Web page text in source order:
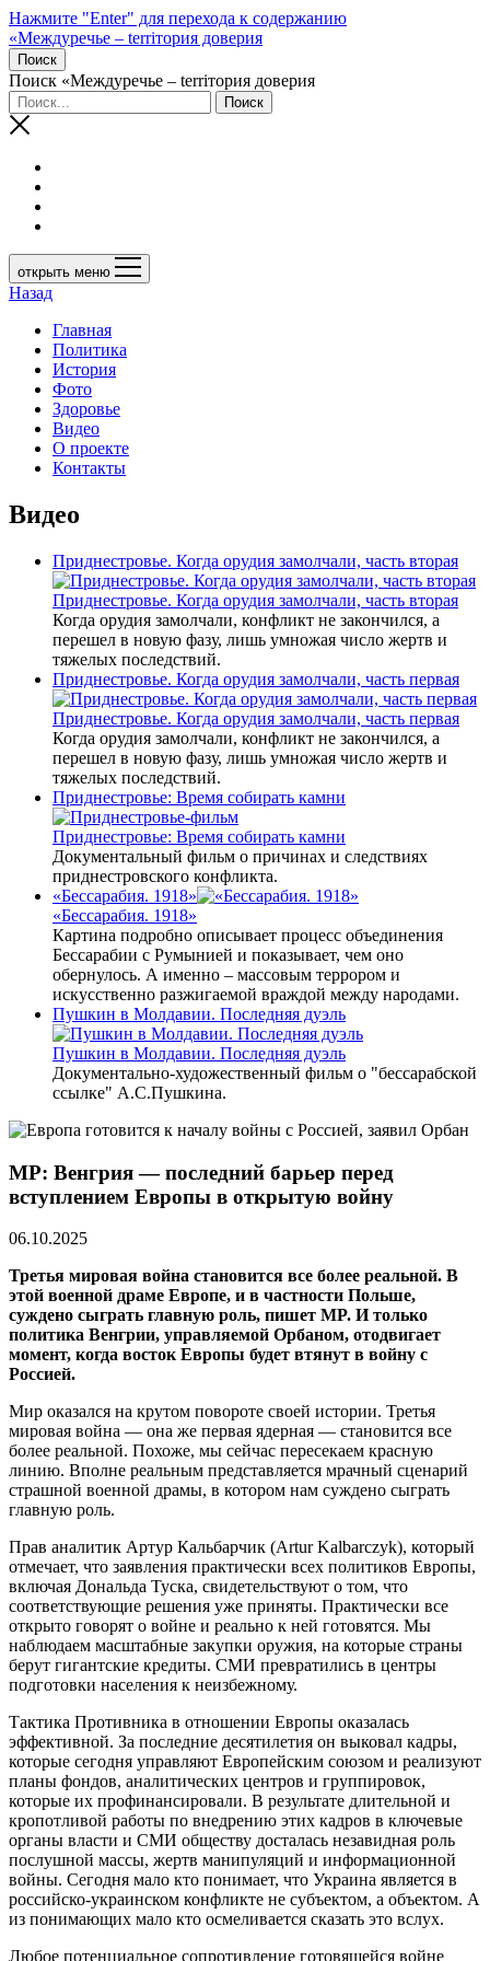
Нажмите "Enter" для перехода к содержанию
«Междуречье – terriтория доверия
Поиск
Поиск «Междуречье – terriтория доверия
открыть меню
Назад
Главная
Политика
История
Фото
Здоровье
Видео
О проекте
Контакты
Видео
Приднестровье. Когда орудия замолчали, часть вторая
Приднестровье. Когда орудия замолчали, часть вторая
Когда орудия замолчали, конфликт не закончился, а
перешел в новую фазу, лишь умножая число жертв и
тяжелых последствий.
Приднестровье. Когда орудия замолчали, часть первая
Приднестровье. Когда орудия замолчали, часть первая
Когда орудия замолчали, конфликт не закончился, а
перешел в новую фазу, лишь умножая число жертв и
тяжелых последствий.
Приднестровье: Время собирать камни
Приднестровье: Время собирать камни
Документальный фильм о причинах и следствиях
приднестровского конфликта.
«Бессарабия. 1918»
«Бессарабия. 1918»
Картина подробно описывает процесс объединения
Бессарабии с Румынией и показывает, чем оно
обернулось. А именно – массовым террором и
искусственно разжигаемой враждой между народами.
Пушкин в Молдавии. Последняя дуэль
Пушкин в Молдавии. Последняя дуэль
Документально-художественный фильм о "бессарабской
ссылке" А.С.Пушкина.
MP: Венгрия — последний барьер перед
вступлением Европы в открытую войну
06.10.2025
Третья мировая война становится все более реальной. В
этой военной драме Европе, и в частности Польше,
суждено сыграть главную роль, пишет MP. И только
политика Венгрии, управляемой Орбаном, отодвигает
момент, когда восток Европы будет втянут в войну с
Россией.
Мир оказался на крутом повороте своей истории. Третья
мировая война — она же первая ядерная — становится все
более реальной. Похоже, мы сейчас пересекаем красную
линию. Вполне реальным представляется мрачный сценарий
страшной военной драмы, в котором нам суждено сыграть
главную роль.
Прав аналитик Артур Кальбарчик (Artur Kalbarczyk), который
отмечает, что заявления практически всех политиков Европы,
включая Дональда Туска, свидетельствуют о том, что
соответствующие решения уже приняты. Практически все
открыто говорят о войне и реально к ней готовятся. Мы
наблюдаем масштабные закупки оружия, на которые страны
берут гигантские кредиты. СМИ превратились в центры
подготовки населения к неизбежному.
Тактика Противника в отношении Европы оказалась
эффективной. За последние десятилетия он выковал кадры,
которые сегодня управляют Европейским союзом и реализуют
планы фондов, аналитических центров и группировок,
которые их профинансировали. В результате длительной и
кропотливой работы по внедрению этих кадров в ключевые
органы власти и СМИ обществу досталась незавидная роль
послушной массы, жертв манипуляций и информационной
войны. Сегодня мало кто понимает, что Украина является в
российско-украинском конфликте не субъектом, а объектом. А
из понимающих мало кто осмеливается сказать это вслух.
Любое потенциальное сопротивление готовящейся войне